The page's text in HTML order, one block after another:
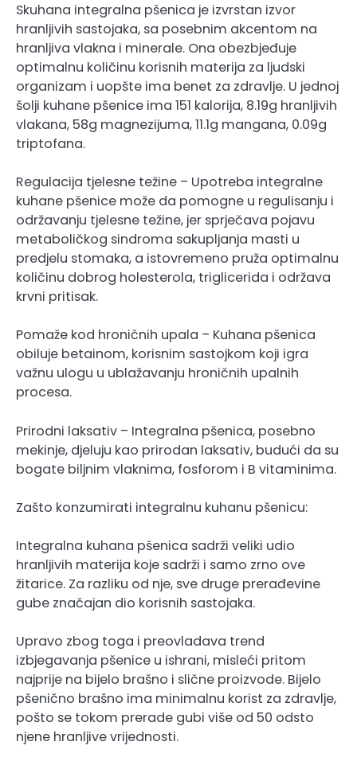
Skuhana integralna pšenica je izvrstan izvor
hranljivih sastojaka, sa posebnim akcentom na
hranljiva vlakna i minerale. Ona obezbjeđuje
optimalnu količinu korisnih materija za ljudski
organizam i uopšte ima benet za zdravlje. U jednoj
šolji kuhane pšenice ima 151 kalorija, 8.19g hranljivih
vlakana, 58g magnezijuma, 11.1g mangana, 0.09g
triptofana.
Regulacija tjelesne težine – Upotreba integralne
kuhane pšenice može da pomogne u regulisanju i
održavanju tjelesne težine, jer sprječava pojavu
metaboličkog sindroma sakupljanja masti u
predjelu stomaka, a istovremeno pruža optimalnu
količinu dobrog holesterola, triglicerida i održava
krvni pritisak.
Pomaže kod hroničnih upala – Kuhana pšenica
obiluje betainom, korisnim sastojkom koji igra
važnu ulogu u ublažavanju hroničnih upalnih
procesa.
Prirodni laksativ – Integralna pšenica, posebno
mekinje, djeluju kao prirodan laksativ, budući da su
bogate biljnim vlaknima, fosforom i B vitaminima.
Zašto konzumirati integralnu kuhanu pšenicu:
Integralna kuhana pšenica sadrži veliki udio
hranljivih materija koje sadrži i samo zrno ove
žitarice. Za razliku od nje, sve druge prerađevine
gube značajan dio korisnih sastojaka.
Upravo zbog toga i preovladava trend
izbjegavanja pšenice u ishrani, misleći pritom
najprije na bijelo brašno i slične proizvode. Bijelo
pšenično brašno ima minimalnu korist za zdravlje,
pošto se tokom prerade gubi više od 50 odsto
njene hranljive vrijednosti.